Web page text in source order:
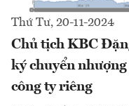
Thứ Tư, 20-11-2024
Chủ tịch KBC
ký chuyển
công ty riêng